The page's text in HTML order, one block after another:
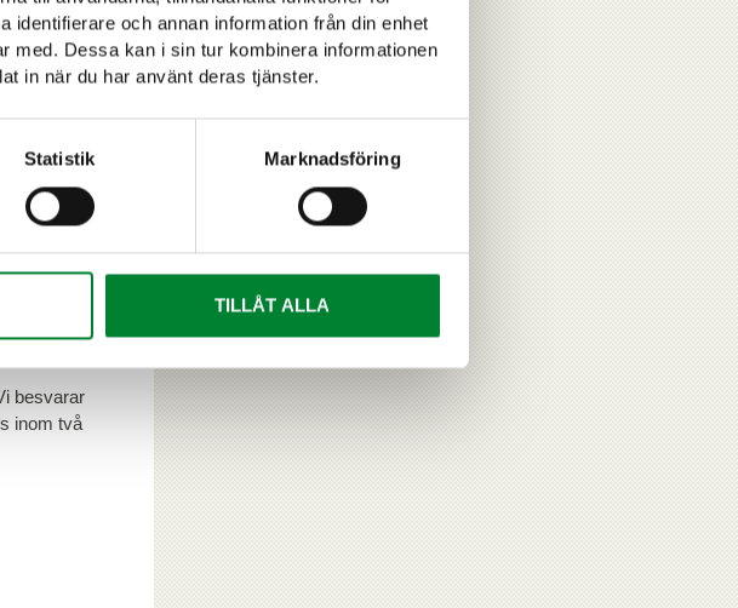
och annan information från din enhet
med. Dessa kan i sin tur kombinera informationen
in när du har använt deras tjänster.
Statistik Marknadsföring
TILLÅT ALLA
behandlas
besvarar
inom två